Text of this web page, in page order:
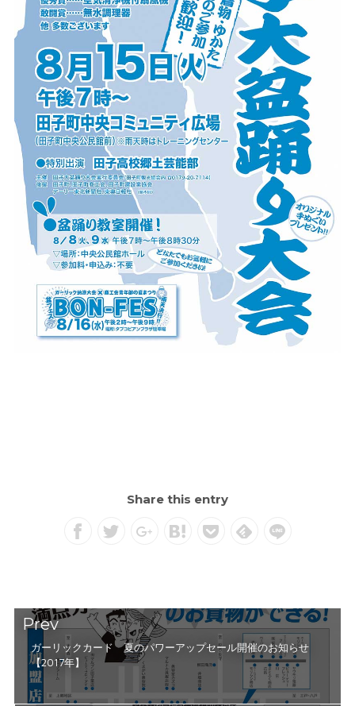
Share this entry
Prev
ガーリックカード 夏のパワーアップセール開催のお知らせ
【2017年】